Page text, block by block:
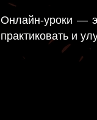
Онлайн-уроки —
практиковать и